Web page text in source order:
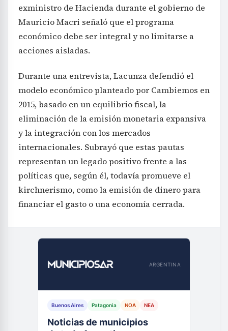
exministro de Hacienda durante el gobierno de
Mauricio Macri señaló que el programa
económico debe ser integral y no limitarse a
acciones aisladas.
Durante una entrevista, Lacunza defendió el
modelo económico planteado por Cambiemos en
2015, basado en un equilibrio fiscal, la
eliminación de la emisión monetaria expansiva
y la integración con los mercados
internacionales. Subrayó que estas pautas
representan un legado positivo frente a las
políticas que, según él, todavía promueve el
kirchnerismo, como la emisión de dinero para
financiar el gasto o una economía cerrada.
ARGENTINA
Buenos Aires Patagonia NOA NEA
Noticias de municipios